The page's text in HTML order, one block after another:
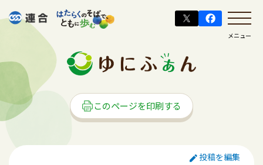
メニュー
このページを印刷する
投稿を編集